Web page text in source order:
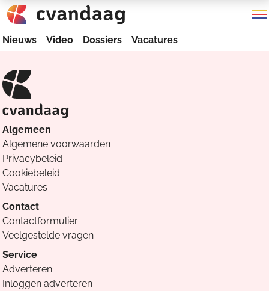
Nieuws Video Dossiers Vacatures
Algemeen
Algemene voorwaarden
Privacybeleid
Cookiebeleid
Vacatures
Contact
Contactformulier
Veelgestelde vragen
Service
Adverteren
Inloggen adverteren